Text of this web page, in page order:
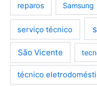
reparos Samsung
serviço técnico
São Vicente
técnico